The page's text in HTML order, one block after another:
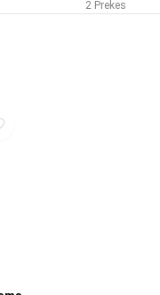
2 Prekes